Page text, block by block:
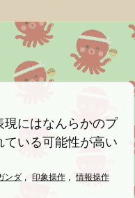
にはなんらかのプ
ている可能性が高い
ンダ , 印象操作 , 情報操作